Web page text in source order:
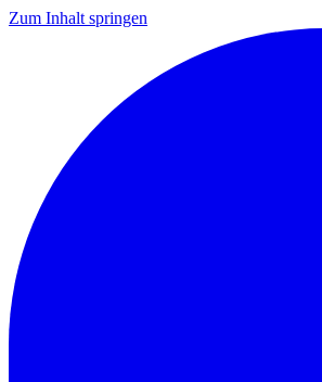
Zum Inhalt springen